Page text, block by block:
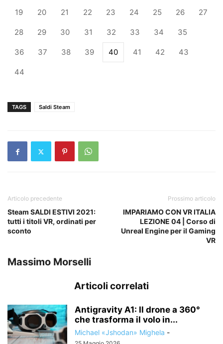
19 20 21 22 23 24 25 26 27
28 29 30 31 32 33 34 35
36 37 38 39 40 41 42 43
44
TAGS Saldi Steam
Articolo precedente
Steam SALDI ESTIVI 2021:
tutti i titoli VR, ordinati per
sconto
Prossimo articolo
IMPARIAMO CON VR ITALIA
LEZIONE 04 | Corso di
Unreal Engine per il Gaming
VR
Massimo Morselli
Articoli correlati
Antigravity A1: Il drone a 360°
che trasforma il volo in...
Michael «Jshodan» Mighela -